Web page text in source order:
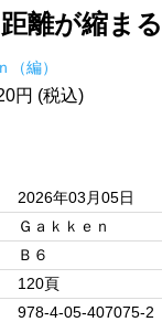
離が縮ま
（編）
円 (税込)
2026年03月05日
Ｇａｋｋｅｎ
Ｂ６
120頁
978-4-05-407075-2